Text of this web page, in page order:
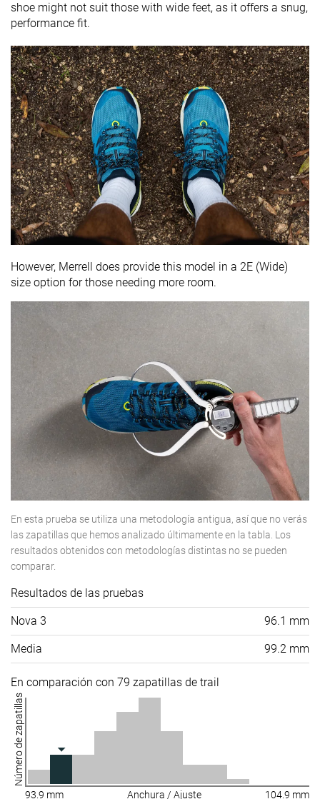
shoe might not suit those with wide feet, as it offers a snug,
performance fit.
However, Merrell does provide this model in a 2E (Wide)
size option for those needing more room.
En esta prueba se utiliza una metodología antigua, así que no verás
las zapatillas que hemos analizado últimamente en la tabla. Los
resultados obtenidos con metodologías distintas no se pueden
comparar.
Resultados de las pruebas
Nova 3 96.1 mm
Media 99.2 mm
En comparación con 79 zapatillas de trail
Número de zapatillas
93.9 mm Anchura / Ajuste 104.9 mm